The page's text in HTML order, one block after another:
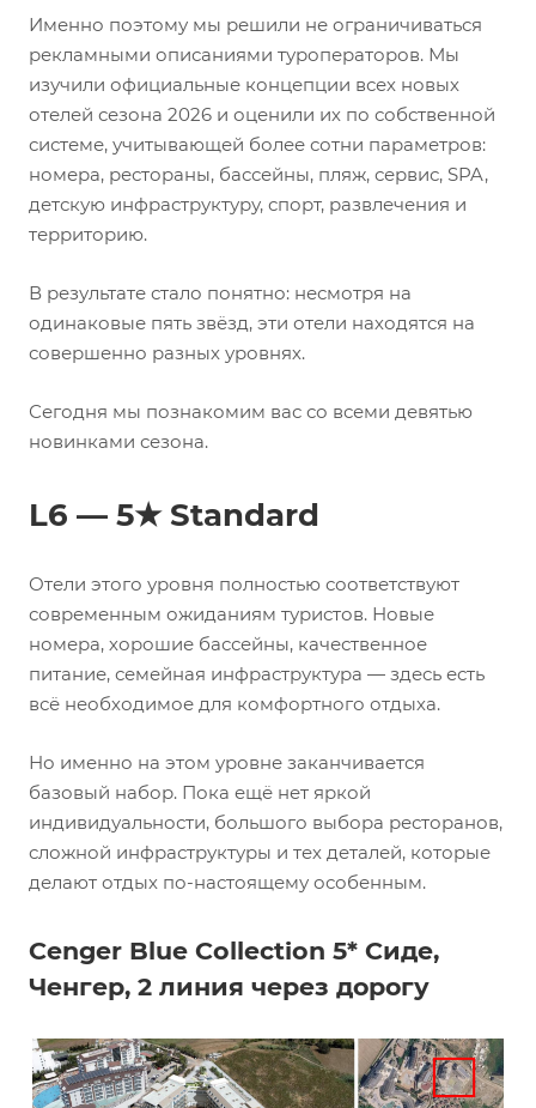
Именно поэтому мы решили не ограничиваться
рекламными описаниями туроператоров. Мы
изучили официальные концепции всех новых
отелей сезона 2026 и оценили их по собственной
системе, учитывающей более сотни параметров:
номера, рестораны, бассейны, пляж, сервис, SPA,
детскую инфраструктуру, спорт, развлечения и
территорию.
В результате стало понятно: несмотря на
одинаковые пять звёзд, эти отели находятся на
совершенно разных уровнях.
Сегодня мы познакомим вас со всеми девятью
новинками сезона.
L6 — 5★ Standard
Отели этого уровня полностью соответствуют
современным ожиданиям туристов. Новые
номера, хорошие бассейны, качественное
питание, семейная инфраструктура — здесь есть
всё необходимое для комфортного отдыха.
Но именно на этом уровне заканчивается
базовый набор. Пока ещё нет яркой
индивидуальности, большого выбора ресторанов,
сложной инфраструктуры и тех деталей, которые
делают отдых по-настоящему особенным.
Cenger Blue Collection 5* Сиде,
Ченгер, 2 линия через дорогу